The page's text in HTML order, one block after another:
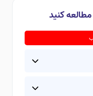
کنید